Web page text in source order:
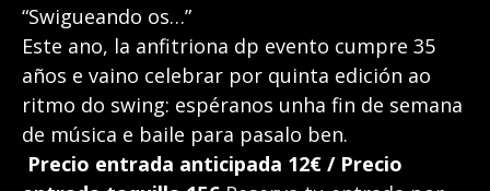
“Swigueando os…”
Este ano, la anfitriona dp evento cumpre 35
años e vaino celebrar por quinta edición ao
ritmo do swing: espéranos unha fin de semana
de música e baile para pasalo ben.
Precio entrada anticipada 12€ / Precio